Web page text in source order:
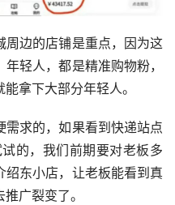
周边的店铺是重点，因为这
轻人，都是精准购物粉，
拿下大部分年轻人。
求的，如果看到快递站点
的，我们前期要对老板多
东小店，让老板能看到真
广裂变了。